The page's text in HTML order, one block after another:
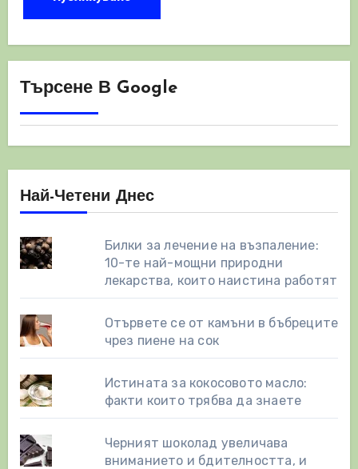
Търсене В Google
Най-Четени Днес
Билки за лечение на възпаление:
10-те най-мощни природни
лекарства, които наистина работят
Отървете се от камъни в бъбреците
чрез пиене на сок
Истината за кокосовото масло:
факти които трябва да знаете
Черният шоколад увеличава
вниманието и бдителността, и